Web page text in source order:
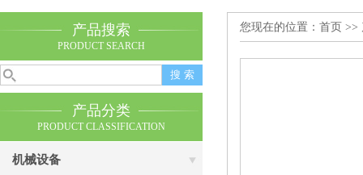
产品搜索
PRODUCT SEARCH
产品分类
PRODUCT CLASSIFICATION
机械设备
您现在的位置： 首页 >>